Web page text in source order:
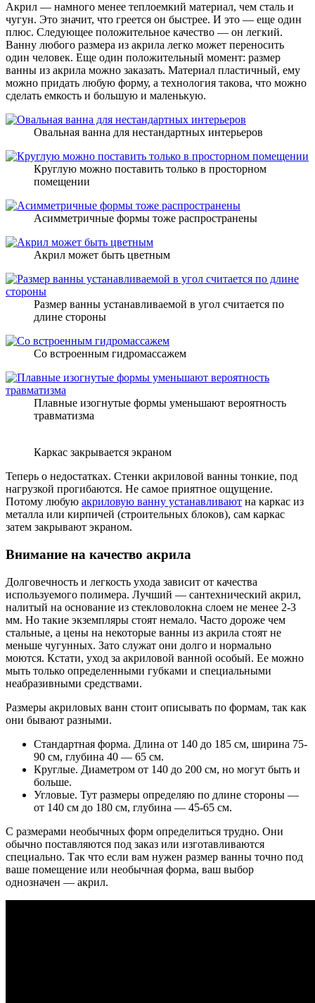
Акрил — намного менее теплоемкий материал, чем сталь и
чугун. Это значит, что греется он быстрее. И это — еще один
плюс. Следующее положительное качество — он легкий.
Ванну любого размера из акрила легко может переносить
один человек. Еще один положительный момент: размер
ванны из акрила можно заказать. Материал пластичный, ему
можно придать любую форму, а технология такова, что можно
сделать емкость и большую и маленькую.
Овальная ванна для нестандартных интерьеров
Круглую можно поставить только в просторном
помещении
Асимметричные формы тоже распространены
Акрил может быть цветным
Размер ванны устанавливаемой в угол считается по
длине стороны
Со встроенным гидромассажем
Плавные изогнутые формы уменьшают вероятность
травматизма
Каркас закрывается экраном
Теперь о недостатках. Стенки акриловой ванны тонкие, под
нагрузкой прогибаются. Не самое приятное ощущение.
Потому любую акриловую ванну устанавливают на каркас из
металла или кирпичей (строительных блоков), сам каркас
затем закрывают экраном.
Внимание на качество акрила
Долговечность и легкость ухода зависит от качества
используемого полимера. Лучший — сантехнический акрил,
налитый на основание из стекловолокна слоем не менее 2-3
мм. Но такие экземпляры стоят немало. Часто дороже чем
стальные, а цены на некоторые ванны из акрила стоят не
меньше чугунных. Зато служат они долго и нормально
моются. Кстати, уход за акриловой ванной особый. Ее можно
мыть только определенными губками и специальными
неабразивными средствами.
Размеры акриловых ванн стоит описывать по формам, так как
они бывают разными.
Стандартная форма. Длина от 140 до 185 см, ширина 75-
90 см, глубина 40 — 65 см.
Круглые. Диаметром от 140 до 200 см, но могут быть и
больше.
Угловые. Тут размеры определяю по длине стороны —
от 140 см до 180 см, глубина — 45-65 см.
С размерами необычных форм определиться трудно. Они
обычно поставляются под заказ или изготавливаются
специально. Так что если вам нужен размер ванны точно под
ваше помещение или необычная форма, ваш выбор
однозначен — акрил.